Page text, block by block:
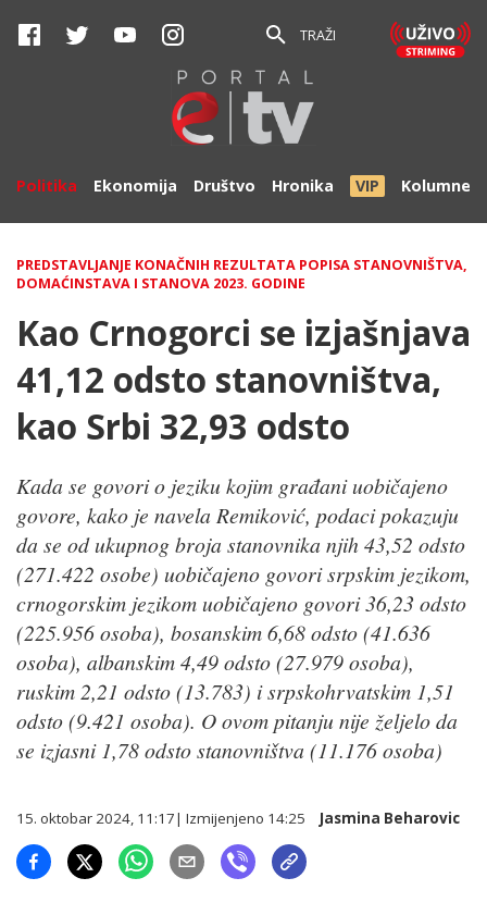
TRAŽI
Politika Ekonomija Društvo Hronika VIP Kolumne
PREDSTAVLJANJE KONAČNIH REZULTATA POPISA STANOVNIŠTVA,
DOMAĆINSTAVA I STANOVA 2023. GODINE
Kao Crnogorci se izjašnjava
41,12 odsto stanovništva,
kao Srbi 32,93 odsto
Kada se govori o jeziku kojim građani uobičajeno
govore, kako je navela Remiković, podaci pokazuju
da se od ukupnog broja stanovnika njih 43,52 odsto
(271.422 osobe) uobičajeno govori srpskim jezikom,
crnogorskim jezikom uobičajeno govori 36,23 odsto
(225.956 osoba), bosanskim 6,68 odsto (41.636
osoba), albanskim 4,49 odsto (27.979 osoba),
ruskim 2,21 odsto (13.783) i srpskohrvatskim 1,51
odsto (9.421 osoba). O ovom pitanju nije željelo da
se izjasni 1,78 odsto stanovništva (11.176 osoba)
15. oktobar 2024, 11:17| Izmijenjeno 14:25 Jasmina Beharovic